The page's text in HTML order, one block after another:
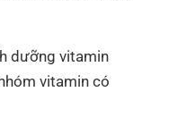
dưỡng vitamin
vitamin có